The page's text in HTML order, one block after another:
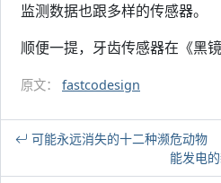
监测数据也跟多样的传感器。
顺便一提，牙齿传感器在《黑
原文： fastcodesign
可能永远消失的十二种濒危动物
能发电